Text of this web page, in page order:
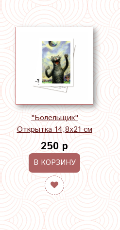
"Болельщик"
Открытка 14,8х21 см
250 р
В КОРЗИНУ